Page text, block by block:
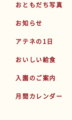
おともだち写真
お知らせ
アテネの1日
おいしい給食
入園のご案内
月間カレンダー